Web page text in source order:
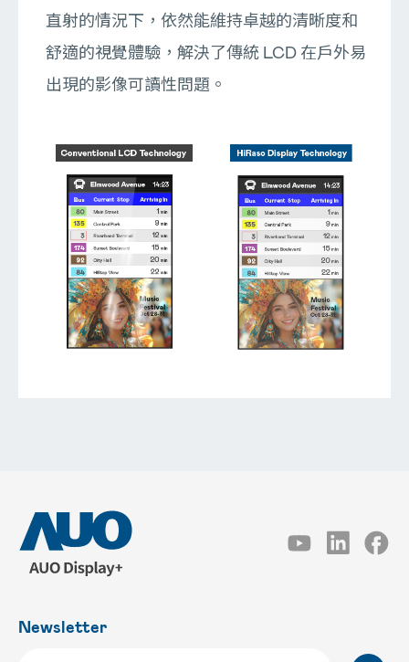
直射的情況下，依然能維持卓越的清晰度和
舒適的視覺體驗，解決了傳統 LCD 在戶外易
出現的影像可讀性問題。
Newsletter